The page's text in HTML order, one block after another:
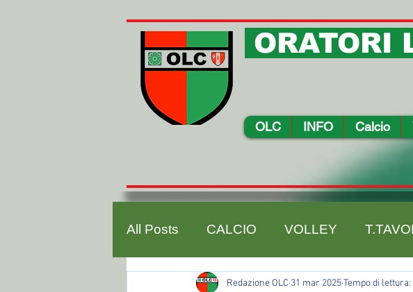
ORATORI
OLC INFO Calcio
All Posts CALCIO VOLLEY
Redazione OLC 31 mar 2025Tempo di